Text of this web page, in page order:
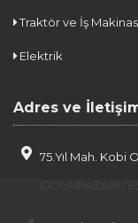
Traktör ve İş
Elektrik
Adres ve
75.Yıl Mah. Kobi